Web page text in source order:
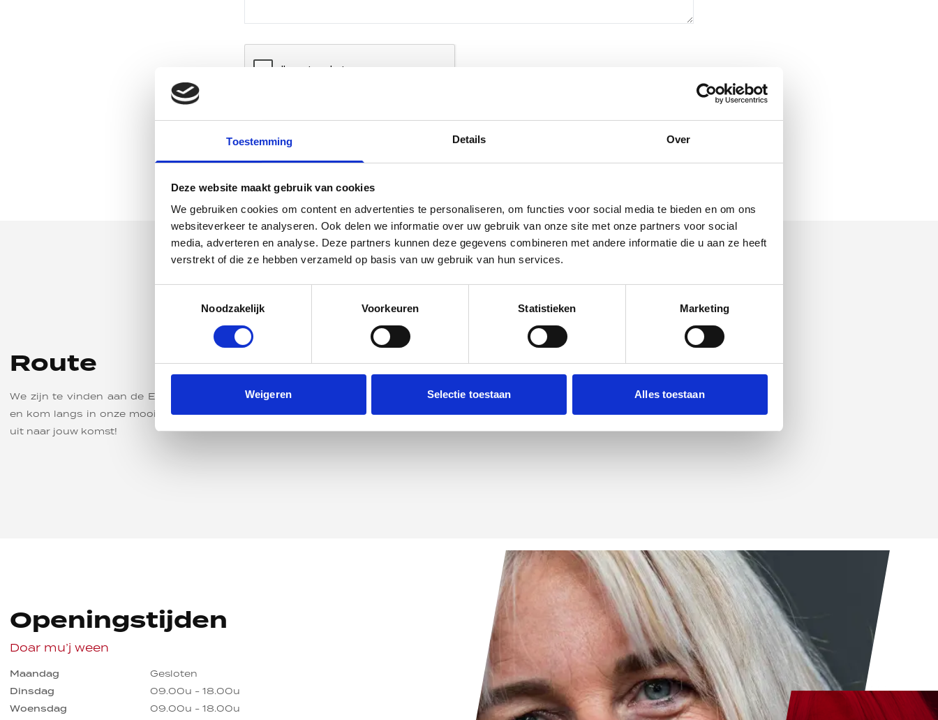
Toestemming Details Over
Deze website maakt gebruik van cookies
We gebruiken cookies om content en advertenties te personaliseren, om functies voor social media te bieden en om ons
websiteverkeer te analyseren. Ook delen we informatie over uw gebruik van onze site met onze partners voor social
media, adverteren en analyse. Deze partners kunnen deze gegevens combineren met andere informatie die u aan ze heeft
verstrekt of die ze hebben verzameld op basis van uw gebruik van hun services.
Noodzakelijk
Voorkeuren Statistieken Marketing
Weigeren Selectie toestaan Alles toestaan
Route
We zijn te vinden aan de Enschedesestraat 210 in Hengelo. Plan jouw route
en kom langs in onze mooie motorzaak aan de rand van Hengelo. Wij kijken
uit naar jouw komst!
Openingstijden
Doar mu’j ween
Maandag
Gesloten
Dinsdag
09.00u - 18.00u
Woensdag
09.00u - 18.00u